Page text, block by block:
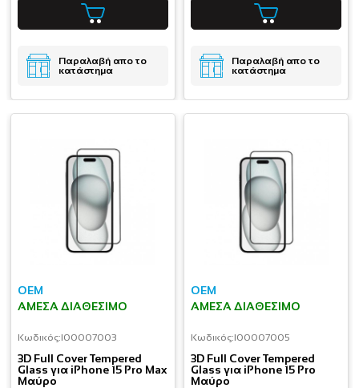
Παραλαβή απο το
κατάστημα
Παραλαβή απο το
κατάστημα
OEM
ΆΜΕΣΑ ΔΙΑΘΈΣΙΜΟ
Κωδικός:I00007003
3D Full Cover Tempered
Glass για iPhone 15 Pro Max
Μαύρο
OEM
ΆΜΕΣΑ ΔΙΑΘΈΣΙΜΟ
Κωδικός:I00007005
3D Full Cover Tempered
Glass για iPhone 15 Pro
Μαύρο